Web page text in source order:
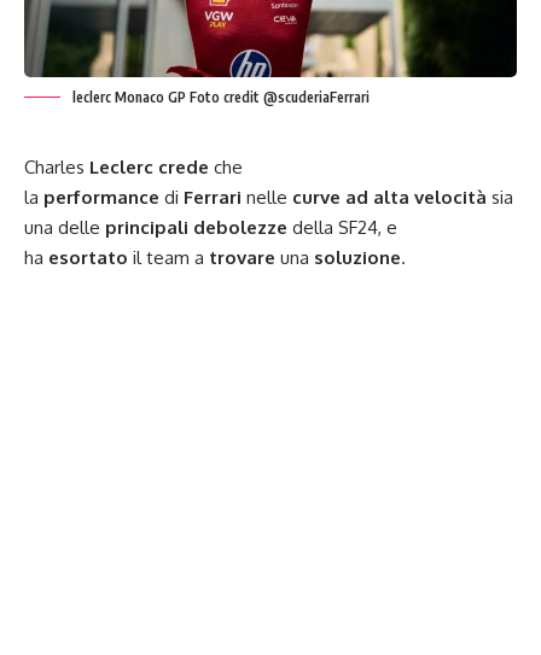
leclerc Monaco GP Foto credit @scuderiaFerrari
Charles Leclerc crede che
la performance di Ferrari nelle curve ad alta velocità sia
una delle principali debolezze della SF24, e
ha esortato ilteam a trovare una soluzione.